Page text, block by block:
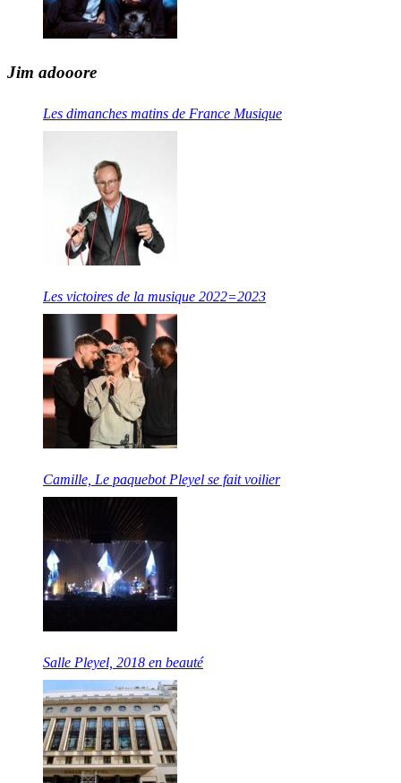
Jim adooore
Les dimanches matins de France Musique
Les victoires de la musique 2022=2023
Camille, Le paquebot Pleyel se fait voilier
Salle Pleyel, 2018 en beauté